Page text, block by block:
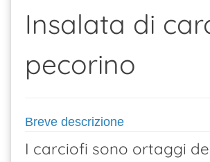
Insalata di
pecorino
Breve descrizione
I carciofi sono ortaggi